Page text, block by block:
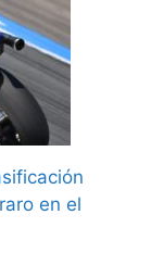
en el